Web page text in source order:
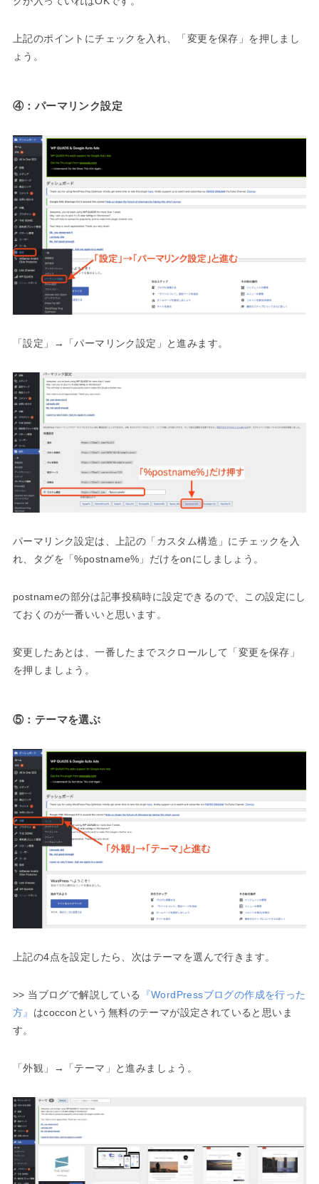
上記のポイントにチェックを入れ、「変更を保存」を押しまし
ょう。
④：パーマリンク設定
「設定」→「パーマリンク設定」と進みます。
パーマリンク設定は、上記の「カスタム構造」にチェックを入
れ、タグを「%postname%」だけをonにしましょう。
postnameの部分は記事投稿時に設定できるので、この設定にし
ておくのが一番いいと思います。
変更したあとは、一番したまでスクロールして「変更を保存」
を押しましょう。
⑤：テーマを選ぶ
上記の4点を設定したら、次はテーマを選んで行きます。
>> 当ブログで解説している
『WordPressブログの作成を行った
方』 はcocconという無料のテーマが設定されていると思いま
す。
「外観」→「テーマ」と進みましょう。